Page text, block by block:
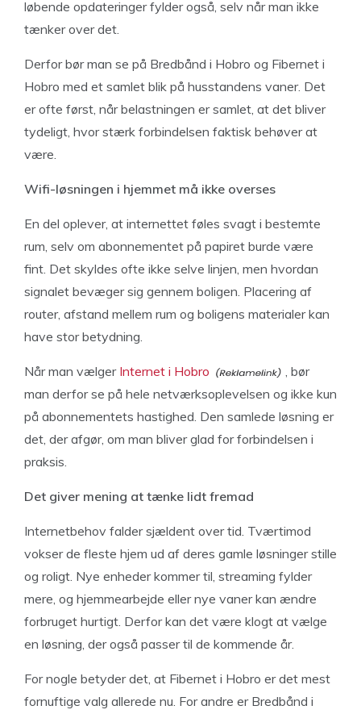
løbende opdateringer fylder også, selv når man ikke
tænker over det.
Derfor bør man se på Bredbånd i Hobro og Fibernet i
Hobro med et samlet blik på husstandens vaner. Det
er ofte først, når belastningen er samlet, at det bliver
tydeligt, hvor stærk forbindelsen faktisk behøver at
være.
Wifi-løsningen i hjemmet må ikke overses
En del oplever, at internettet føles svagt i bestemte
rum, selv om abonnementet på papiret burde være
fint. Det skyldes ofte ikke selve linjen, men hvordan
signalet bevæger sig gennem boligen. Placering af
router, afstand mellem rum og boligens materialer kan
have stor betydning.
Når man vælger Internet i Hobro
, bør
man derfor se på hele netværksoplevelsen og ikke kun
på abonnementets hastighed. Den samlede løsning er
det, der afgør, om man bliver glad for forbindelsen i
praksis.
Det giver mening at tænke lidt fremad
Internetbehov falder sjældent over tid. Tværtimod
vokser de fleste hjem ud af deres gamle løsninger stille
og roligt. Nye enheder kommer til, streaming fylder
mere, og hjemmearbejde eller nye vaner kan ændre
forbruget hurtigt. Derfor kan det være klogt at vælge
en løsning, der også passer til de kommende år.
For nogle betyder det, at Fibernet i Hobro er det mest
fornuftige valg allerede nu. For andre er Bredbånd i